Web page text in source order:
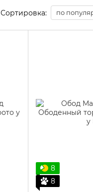
Сортировка: по
8
8